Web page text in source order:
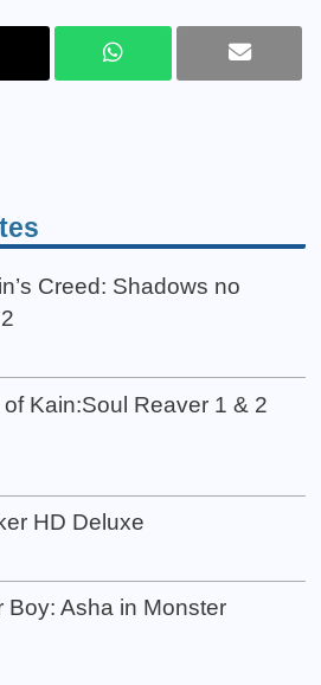
Creed: Shadows no
Kain:Soul Reaver 1 & 2
HD Deluxe
Boy: Asha in Monster